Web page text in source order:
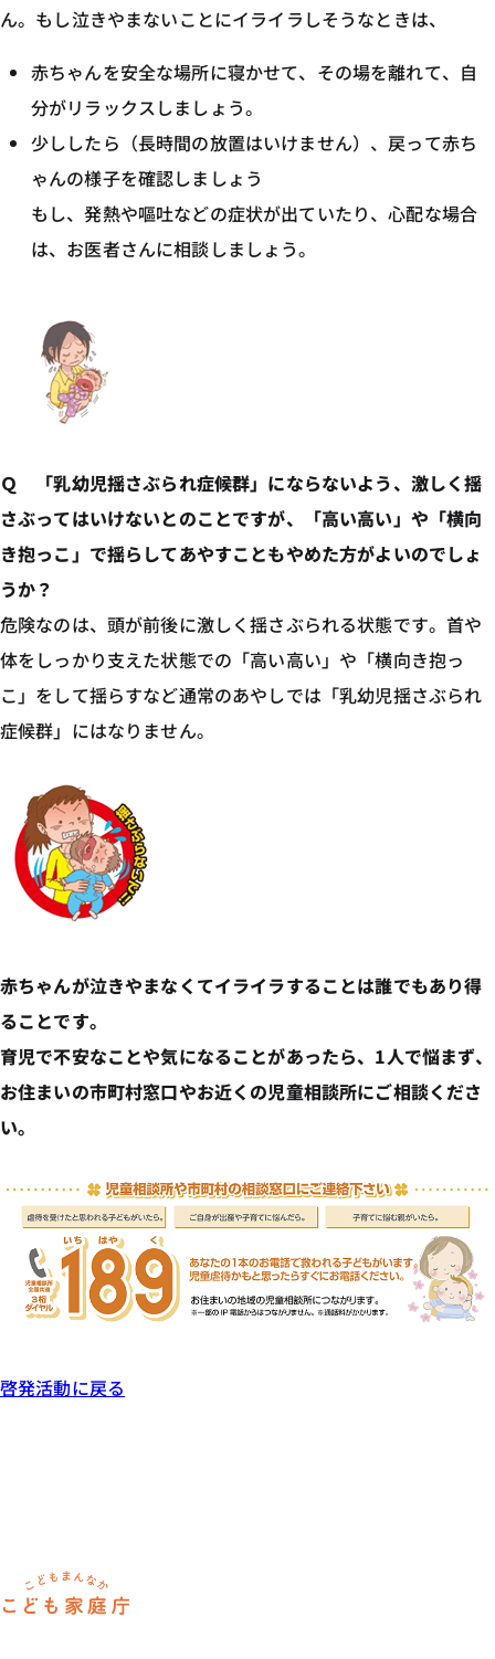
ん。もし泣きやまないことにイライラしそうなときは、
赤ちゃんを安全な場所に寝かせて、その場を離れて、自
分がリラックスしましょう。
少ししたら（長時間の放置はいけません）、戻って赤ち
ゃんの様子を確認しましょう
もし、発熱や嘔吐などの症状が出ていたり、心配な場合
は、お医者さんに相談しましょう。
Ｑ 「乳幼児揺さぶられ症候群」にならないよう、激しく揺
さぶってはいけないとのことですが、「高い高い」や「横向
き抱っこ」で揺らしてあやすこともやめた方がよいのでしょ
うか？
危険なのは、頭が前後に激しく揺さぶられる状態です。首や
体をしっかり支えた状態での「高い高い」や「横向き抱っ
こ」をして揺らすなど通常のあやしでは「乳幼児揺さぶられ
症候群」にはなりません。
赤ちゃんが泣きやまなくてイライラすることは誰でもあり得
ることです。
育児で不安なことや気になることがあったら、1人で悩まず、
お住まいの市町村窓口やお近くの児童相談所にご相談くださ
い。
啓発活動に戻る